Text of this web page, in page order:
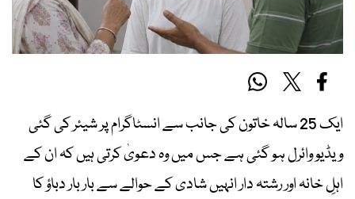
ایک 25 سالہ خاتون کی جانب سے انسٹاگرام پر شیئر کی گئی
ویڈیو وائرل ہو گئی ہے جس میں وہ دعویٰ کرتی ہیں کہ ان کے
اہلِ خانہ اور رشتہ دار انہیں شادی کے حوالے سے بار بار دباؤ کا